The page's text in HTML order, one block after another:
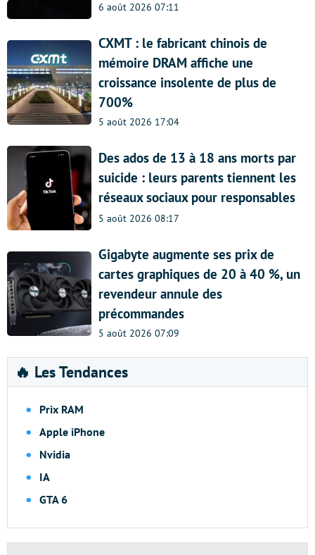
6 août 2026 07:11
CXMT : le fabricant chinois de
mémoire DRAM affiche une
croissance insolente de plus de
700%
5 août 2026 17:04
Des ados de 13 à 18 ans morts par
suicide : leurs parents tiennent les
réseaux sociaux pour responsables
5 août 2026 08:17
Gigabyte augmente ses prix de
cartes graphiques de 20 à 40 %, un
revendeur annule des
précommandes
5 août 2026 07:09
🔥 Les Tendances
Prix RAM
Apple iPhone
Nvidia
IA
GTA 6